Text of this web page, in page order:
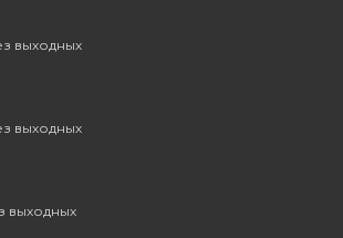
выходных
выходных
выходных